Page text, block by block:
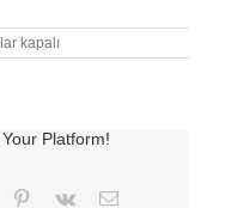
kapalı
Platform!
Pinterest
Vk
E-